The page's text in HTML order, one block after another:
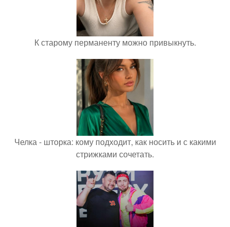
К старому перманенту можно привыкнуть.
Челка - шторка: кому подходит, как носить и с какими
стрижками сочетать.